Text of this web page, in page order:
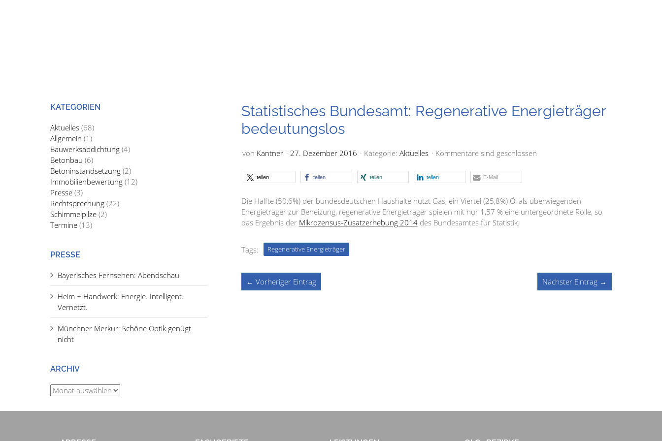
Statistisches Bundesamt: Regenerative Energieträger
bedeutungslos
von Kantner 27. Dezember 2016 Kategorie: Aktuelles Kommentare sind geschlossen
teilen teilen teilen teilen E-Mail
Die Hälfte (50,6%) der bundesdeutschen Haushalte nutzt Gas, ein Viertel (25,8%) Öl als überwiegenden
Energieträger zur Beheizung, regenerative Energieträger spielen mit nur 1,57 % eine untergeordnete Rolle, so
das Ergebnis der Mikrozensus-Zusatzerhebung 2014des Bundesamtes für Statistik.
Tags: Regenerative Energieträger
← Vorheriger Eintrag Nächster Eintrag →
KATEGORIEN
Aktuelles (68)
Allgemein (1)
Bauwerksabdichtung (4)
Betonbau (6)
Betoninstandsetzung (2)
Immobilienbewertung (12)
Presse (3)
Rechtsprechung (22)
Schimmelpilze (2)
Termine (13)
PRESSE
Bayerisches Fernsehen: Abendschau
Heim + Handwerk: Energie. Intelligent.
Vernetzt.
Münchner Merkur: Schöne Optik genügt
nicht
ARCHIV
Archiv